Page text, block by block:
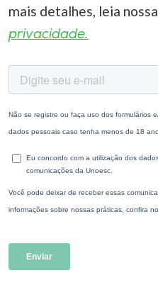
mais detalhes, leia nossa
privacidade.